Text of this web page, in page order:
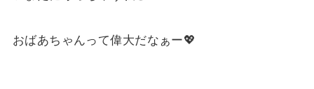
おばあちゃんって偉大だなぁー💖